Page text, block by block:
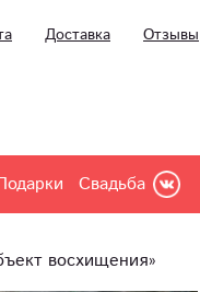
Доставка Отзывы
Свадьба
восхищения»